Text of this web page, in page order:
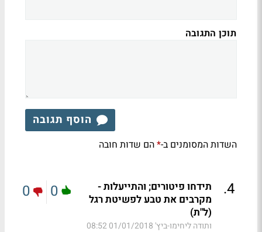
תוכן התגובה
הוסף תגובה
השדות המסומנים ב-*הם שדות חובה
4
.
תידחו פיטורים; והתייעלות -
מקרבים את טבע לפשיטת רגל
(ל"ת)
ותודה ליחימו-ביץ'01/01/2018 08:52
0
0